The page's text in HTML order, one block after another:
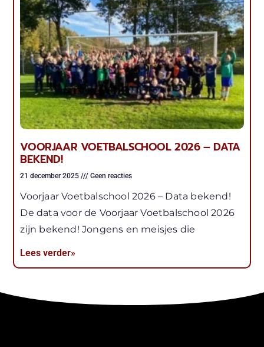
VOORJAAR VOETBALSCHOOL 2026 – DATA
BEKEND!
21 december 2025 Geen reacties
Voorjaar Voetbalschool 2026 – Data bekend!
De data voor de Voorjaar Voetbalschool 2026
zijn bekend! Jongens en meisjes die
Lees verder»